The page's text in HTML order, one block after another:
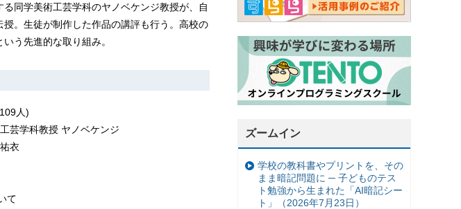
同学美術工芸学科のヤノベケンジ教授が、自
。生徒が制作した作品の講評も行う。高校の
う先進的な取り組み。
人)
芸学科教授 ヤノベケンジ
衣
て
ズームイン
学校の教科書やプリントを、その
まま暗記問題に ─ 子どものテス
ト勉強から生まれた「AI暗記シー
ト」（2026年7月23日）